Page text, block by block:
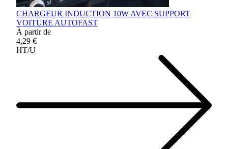
CHARGEUR INDUCTION 10W AVEC SUPPORT
VOITURE AUTOFAST
À partir de
4,29 €
HT/U